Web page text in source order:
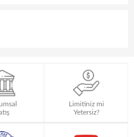
Limitiniz mi
Yetersiz?